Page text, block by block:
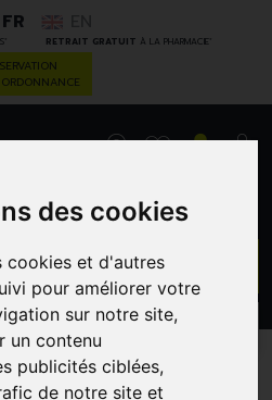
des cookies
cookies et d'autres
pour améliorer votre
sur notre site,
un contenu
publicités ciblées,
de notre site et
* RETRAIT GRATUIT À LA PHARMACIE *
FR
PROMOS